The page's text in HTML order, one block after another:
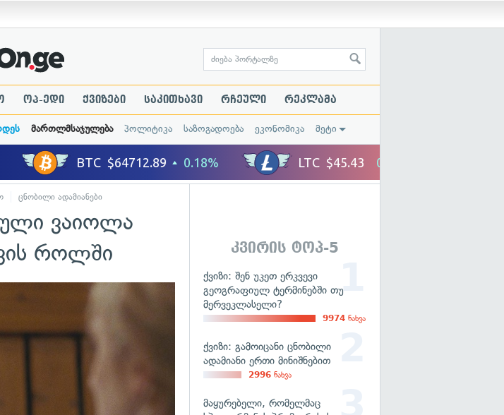
ოპ-ედი ქვიზები საკითხავი რჩეული რეკლამა
მართლმსაჯულება პოლიტიკა საზოგადოება ეკონომიკა მეტი
ცნობილი ადამიანები
ვაიოლა
როლში
კვირის ტოპ-5
ქვიზი: შენ უკეთ ერკვევი
გეოგრაფიულ ტერმინებში თუ
მერვეკლასელი?
9974 ნახვა
ქვიზი: გამოიცანი ცნობილი
ადამიანი ერთი მინიშნებით
2996 ნახვა
მაყურებელი, რომელმაც